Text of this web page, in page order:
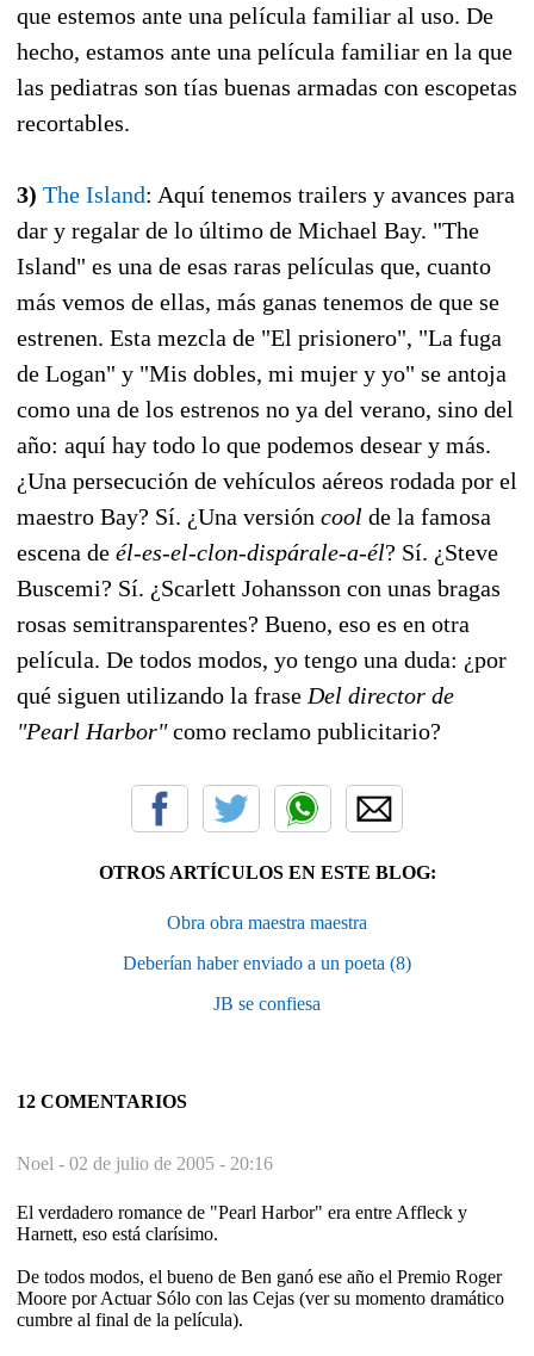
que estemos ante una película familiar al uso. De
hecho, estamos ante una película familiar en la que
las pediatras son tías buenas armadas con escopetas
recortables.
3) The Island: Aquí tenemos trailers y avances para
dar y regalar de lo último de Michael Bay. "The
Island" es una de esas raras películas que, cuanto
más vemos de ellas, más ganas tenemos de que se
estrenen. Esta mezcla de "El prisionero", "La fuga
de Logan" y "Mis dobles, mi mujer y yo" se antoja
como una de los estrenos no ya del verano, sino del
año: aquí hay todo lo que podemos desear y más.
¿Una persecución de vehículos aéreos rodada por el
maestro Bay? Sí. ¿Una versión cool de la famosa
escena de él-es-el-clon-dispárale-a-él? Sí. ¿Steve
Buscemi? Sí. ¿Scarlett Johansson con unas bragas
rosas semitransparentes? Bueno, eso es en otra
película. De todos modos, yo tengo una duda: ¿por
qué siguen utilizando la frase Del director de
"Pearl Harbor"como reclamo publicitario?
OTROS ARTÍCULOS EN ESTE BLOG:
Obra obra maestra maestra
Deberían haber enviado a un poeta (8)
JB se confiesa
12 COMENTARIOS
Noel - 02 de julio de 2005 - 20:16
El verdadero romance de "Pearl Harbor" era entre Affleck y
Harnett, eso está clarísimo.
De todos modos, el bueno de Ben ganó ese año el Premio Roger
Moore por Actuar Sólo con las Cejas (ver su momento dramático
cumbre al final de la película).